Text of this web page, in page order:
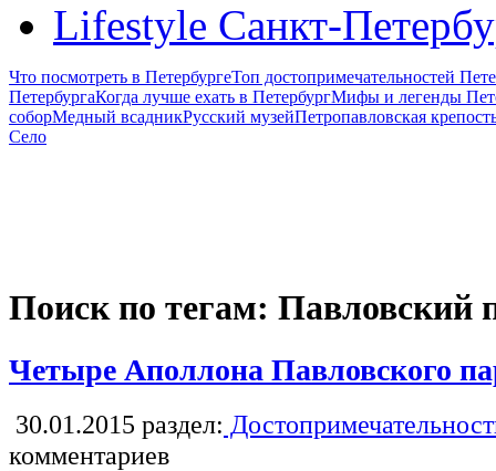
Lifestyle Санкт-
Что посмотреть в ПетербургеТоп достопримечательностей
ПетербургаКогда лучше ехать в ПетербургМифы и легенды
соборМедный всадникРусский музейПетропавловская
Село
Поиск по тегам: Павловский
Четыре Аполлона Павловского
30.01.2015 раздел:
комментариев